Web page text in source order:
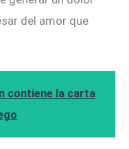
del amor que
contiene la carta